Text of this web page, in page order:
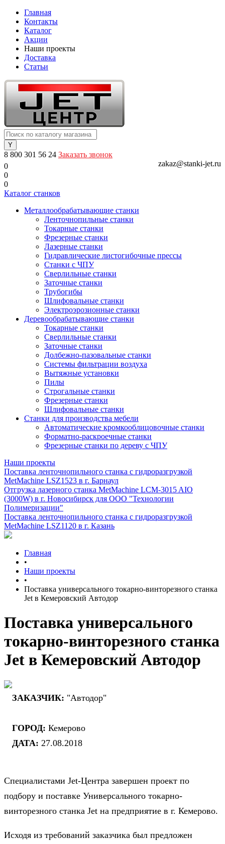
Главная
Контакты
Каталог
Акции
Наши проекты
Доставка
Статьи
8 800 301 56 24 Заказать звонок
zakaz@stanki-jet.ru
0
0
0
Каталог станков
Металлообрабатывающие станки
Ленточнопильные станки
Токарные станки
Фрезерные станки
Лазерные станки
Гидравлические листогибочные прессы
Станки с ЧПУ
Сверлильные станки
Заточные станки
Трубогибы
Шлифовальные станки
Электроэрозионные станки
Деревообрабатывающие станки
Токарные станки
Сверлильные станки
Заточные станки
Долбежно-пазовальные станки
Системы фильтрации воздуха
Вытяжные установки
Пилы
Строгальные станки
Фрезерные станки
Шлифовальные станки
Станки для производства мебели
Автоматические кромкооблицовочные станки
Форматно-раскроечные станки
Фрезерные станки по дереву с ЧПУ
Наши проекты
Поставка ленточнопильного станка c гидроразгрузкой
MetMachine LSZ1523 в г. Барнаул
Отгрузка лазерного станка MetMachine LCM-3015 AIO
(3000W) в г. Новосибирск для ООО "Технологии
Полимеризации"
Поставка ленточнопильного станка c гидроразгрузкой
MetMachine LSZ1120 в г. Казань
Главная
•
Наши проекты
•
Поставка универсального токарно-винторезного станка
Jet в Кемеровский Автодор
Поставка универсального
токарно-винторезного станка
Jet в Кемеровский Автодор
ЗАКАЗЧИК: "Автодор"
ГОРОД: Кемерово
ДАТА: 27.08.2018
Специалистами Jet-Центра завершен проект по
подбору и поставке Универсального токарно-
винторезного станка Jet на предприятие в г. Кемерово.
Исходя из требований заказчика был предложен